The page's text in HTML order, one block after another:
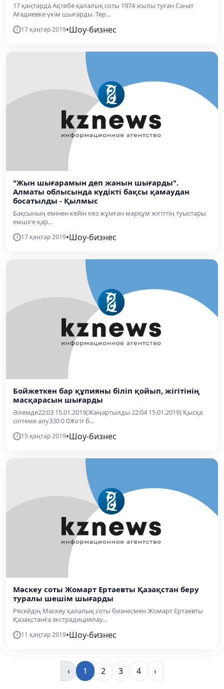
17 қаңтарда Ақтөбе қалалық соты 1974 жылы туған Санат
Ағадиевке үкім шығарды. Тер...
17 қаңтар 2019•Шоу-бизнес
"Жын шығарамын деп жанын шығарды".
Алматы облысында күдікті бақсы қамаудан
босатылды - Қылмыс
Бақсының емінен кейін көз жұмған марқұм жігіттің туыстары
емшіге қар...
17 қаңтар 2019•Шоу-бизнес
Бойжеткен бар құпияны біліп қойып, жігітінің
масқарасын шығарды
Әлемде22:03 15.01.2019(Жаңартылды 22:04 15.01.2019) Қысқа
сілтеме алу330 0 0Жігіт б...
15 қаңтар 2019•Шоу-бизнес
Мәскеу соты Жомарт Ертаевты Қазақстан беру
туралы шешім шығарды
Ресейдің Мәскеу қалалық соты бизнесмен Жомарт Ертаевты
Қазақстанға экстрадициялау...
11 қаңтар 2019•Шоу-бизнес
‹ 1 2 3 4 ›